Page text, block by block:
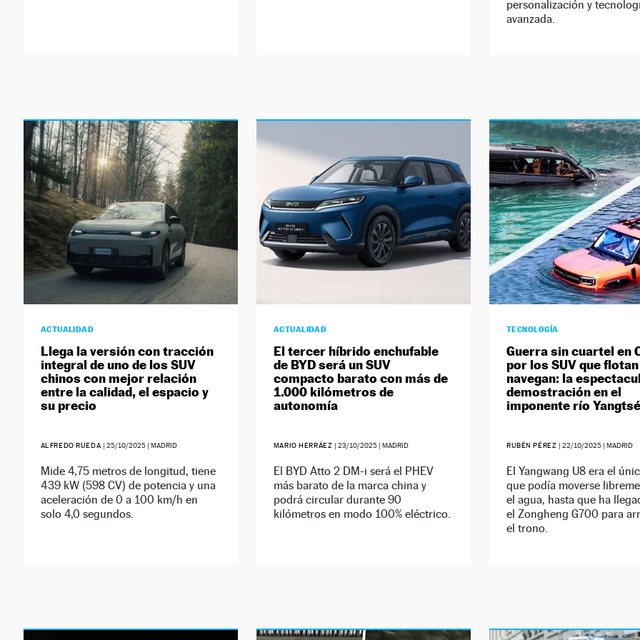
personalización y
avanzada.
ACTUALIDAD
Llega la versión con tracción
integral de uno de los SUV
chinos con mejor relación
entre la calidad, el espacio y
su precio
ALFREDO RUEDA | 25/10/2025| MADRID
Mide 4,75 metros de longitud, tiene
439 kW (598 CV) de potencia y una
aceleración de 0 a 100 km/h en
solo 4,0 segundos.
ACTUALIDAD
El tercer híbrido enchufable
de BYD será un SUV
compacto barato con más de
1.000 kilómetros de
autonomía
MARIO HERRÁEZ | 23/10/2025| MADRID
El BYD Atto 2 DM-i será el PHEV
más barato de la marca china y
podrá circular durante 90
kilómetros en modo 100% eléctrico.
TECNOLOGÍA
Guerra sin cuartel en
por los SUV que
navegan: la
demostración en el
imponente río Yangtsé
RUBÉN PÉREZ | 22/10/2025| MADRID
El Yangwang U8 era el
que podía moverse
el agua, hasta que ha
el Zongheng G700 para
el trono.